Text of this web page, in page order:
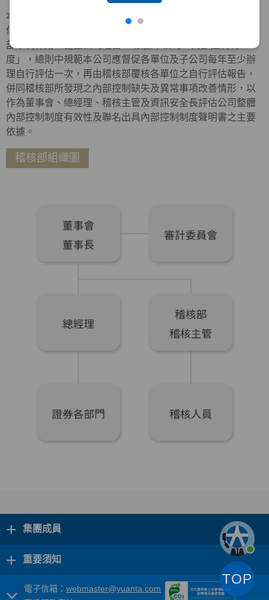
本公司已訂定「內部控制制度自行評估辦法」，建立自行評
估制度，明訂自行評估內容、作業程序及方式等，以發揮內
部牽制作用，健全公司經營。 依據本公司「內部控制制
度」，總則中規範本公司應督促各單位及子公司每年至少辦
理自行評估一次，再由稽核部覆核各單位之自行評估報告，
併同稽核部所發現之內部控制缺失及異常事項改善情形，以
作為董事會、總經理、稽核主管及資訊安全長評估公司整體
內部控制制度有效性及聯名出具內部控制制度聲明書之主要
依據。
稽核部組織圖
+ 集團成員
+ 重要須知
電子信箱： webmaster@yuanta.com
TOP